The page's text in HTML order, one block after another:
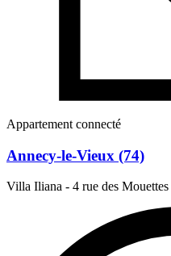
Appartement connecté
Annecy-le-Vieux (74)
Villa Iliana - 4 rue des Mouettes